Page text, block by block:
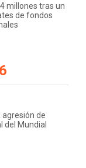
millones tras un
de fondos
agresión de
del Mundial